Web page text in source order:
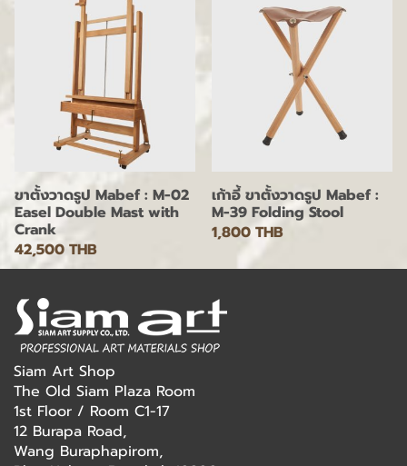
ขาตั้งวาดรูป Mabef : M-02
Easel Double Mast with
Crank
42,500 THB
เก้าอี้ ขาตั้งวาดรูป Mabef :
M-39 Folding Stool
1,800 THB
Siam Art Shop
The Old Siam Plaza Room
1st Floor / Room C1-17
12 Burapa Road,
Wang Buraphapirom,